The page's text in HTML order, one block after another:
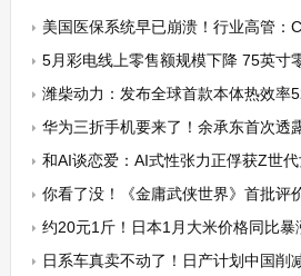
美国医保系统早已崩溃！行业高管：
5月彩电线上零售额规模下降 75英寸
潍柴动力：发布全球首款本体热效率
华为三折手机要来了！余承东首次透露：下一
和AI谈恋爱：AI式性张力正俘获Z世
你看了没！《金庸武侠世界》首批评价
约20元1斤！日本1月大米价格同比暴
日系车真卖不动了！日产计划中国削